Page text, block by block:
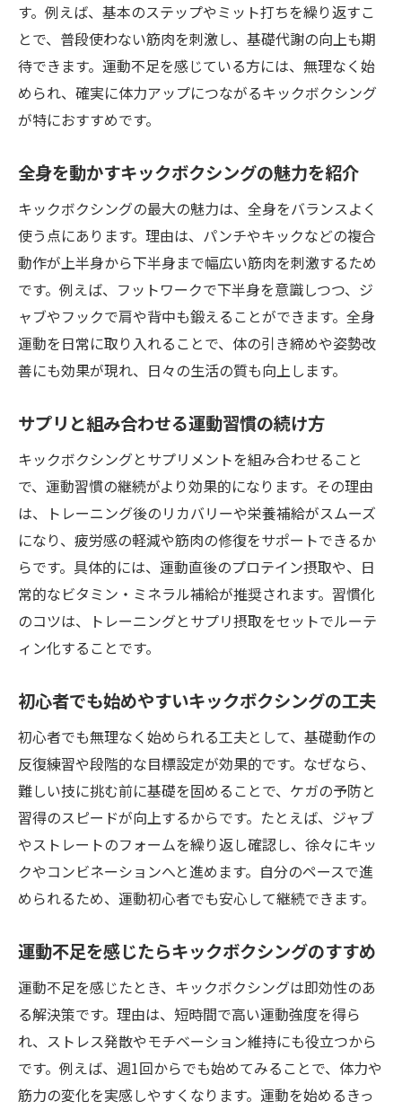
す。例えば、基本のステップやミット打ちを繰り返すこ
とで、普段使わない筋肉を刺激し、基礎代謝の向上も期
待できます。運動不足を感じている方には、無理なく始
められ、確実に体力アップにつながるキックボクシング
が特におすすめです。
全身を動かすキックボクシングの魅力を紹介
キックボクシングの最大の魅力は、全身をバランスよく
使う点にあります。理由は、パンチやキックなどの複合
動作が上半身から下半身まで幅広い筋肉を刺激するため
です。例えば、フットワークで下半身を意識しつつ、ジ
ャブやフックで肩や背中も鍛えることができます。全身
運動を日常に取り入れることで、体の引き締めや姿勢改
善にも効果が現れ、日々の生活の質も向上します。
サプリと組み合わせる運動習慣の続け方
キックボクシングとサプリメントを組み合わせること
で、運動習慣の継続がより効果的になります。その理由
は、トレーニング後のリカバリーや栄養補給がスムーズ
になり、疲労感の軽減や筋肉の修復をサポートできるか
らです。具体的には、運動直後のプロテイン摂取や、日
常的なビタミン・ミネラル補給が推奨されます。習慣化
のコツは、トレーニングとサプリ摂取をセットでルーテ
ィン化することです。
初心者でも始めやすいキックボクシングの工夫
初心者でも無理なく始められる工夫として、基礎動作の
反復練習や段階的な目標設定が効果的です。なぜなら、
難しい技に挑む前に基礎を固めることで、ケガの予防と
習得のスピードが向上するからです。たとえば、ジャブ
やストレートのフォームを繰り返し確認し、徐々にキッ
クやコンビネーションへと進めます。自分のペースで進
められるため、運動初心者でも安心して継続できます。
運動不足を感じたらキックボクシングのすすめ
運動不足を感じたとき、キックボクシングは即効性のあ
る解決策です。理由は、短時間で高い運動強度を得ら
れ、ストレス発散やモチベーション維持にも役立つから
です。例えば、週1回からでも始めてみることで、体力や
筋力の変化を実感しやすくなります。運動を始めるきっ